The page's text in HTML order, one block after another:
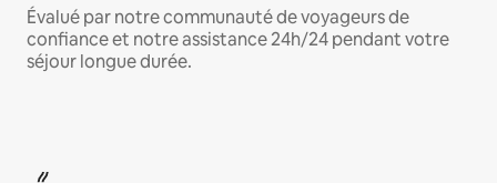
Évalué par notre communauté de voyageurs de
confiance et notre assistance 24h/24 pendant votre
séjour longue durée.